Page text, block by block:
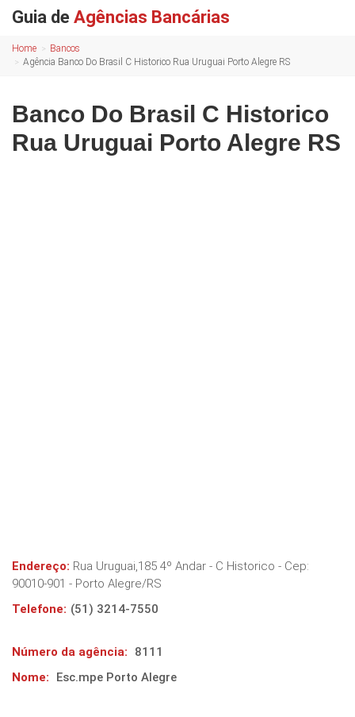
Guia de Agências Bancárias
Home
Bancos
Agência Banco Do Brasil C Historico Rua Uruguai Porto Alegre RS
Banco Do Brasil C Historico
Rua Uruguai Porto Alegre RS
Endereço: Rua Uruguai,185 4º Andar - C Historico - Cep:
90010-901 - Porto Alegre/RS
Telefone: (51) 3214-7550
Número da agência:
8111
Nome:
Esc.mpe Porto Alegre